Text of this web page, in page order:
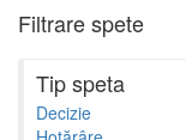
Filtrare spete
Tip speta
Decizie